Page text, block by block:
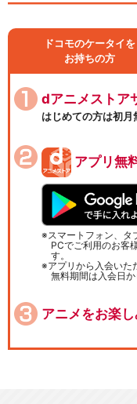
ドコモのケータイを
お持ちの方
dアニメストア
はじめての方は初月
アプリ無
スマートフォン、タ
PCでご利用のお客
す。
アプリから入会い
無料期間は入会日か
アニメをお楽